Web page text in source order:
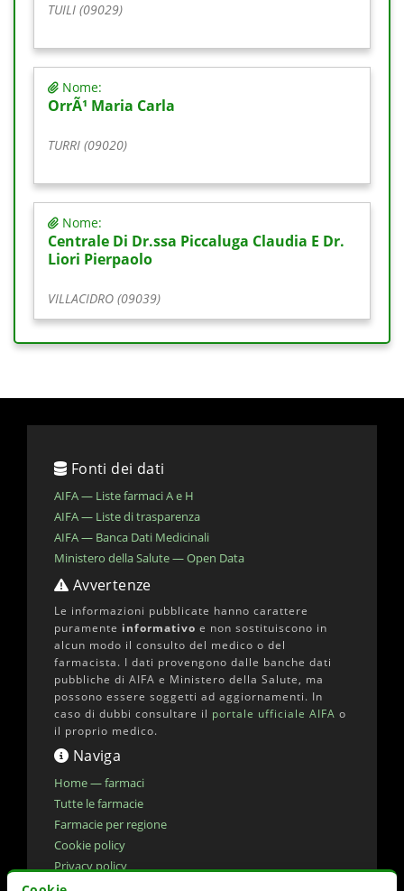
TUILI (09029)
Nome:
OrrÃ¹ Maria Carla
TURRI (09020)
Nome:
Centrale Di Dr.ssa Piccaluga Claudia E Dr.
Liori Pierpaolo
VILLACIDRO (09039)
Fonti dei dati
AIFA — Liste farmaci A e H
AIFA — Liste di trasparenza
AIFA — Banca Dati Medicinali
Ministero della Salute — Open Data
Avvertenze
Le informazioni pubblicate hanno carattere
puramente informativo e non sostituiscono in
alcun modo il consulto del medico o del
farmacista. I dati provengono dalle banche dati
pubbliche di AIFA e Ministero della Salute, ma
possono essere soggetti ad aggiornamenti. In
caso di dubbi consultare il portale ufficiale AIFA o
il proprio medico.
Naviga
Home — farmaci
Tutte le farmacie
Farmacie per regione
Cookie policy
Privacy policy
Dichiarazione di accessibilita'